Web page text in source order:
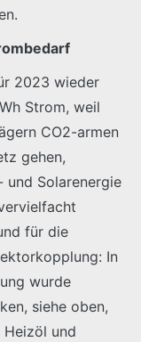
2023 wieder
Strom, weil
CO2-armen
gehen,
und Solarenergie
für die
In
wurde
siehe oben,
und